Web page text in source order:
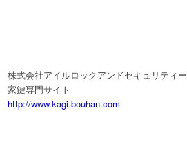
株式会社アイルロックアンドセキュリティー
家鍵専門サイト
http://www.kagi-bouhan.com